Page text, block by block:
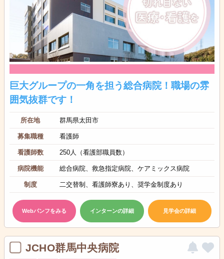
巨大グループの一角を担う総合病院！職場の雰
囲気抜群です！
所在地 群馬県太田市
募集職種 看護師
看護師数 250人（看護部職員数）
病院機能 総合病院、救急指定病院、ケアミックス病院
制度 二交替制、看護師寮あり、奨学金制度あり
Webパンフをみる インターンの詳細 見学会の詳細
JCHO群馬中央病院